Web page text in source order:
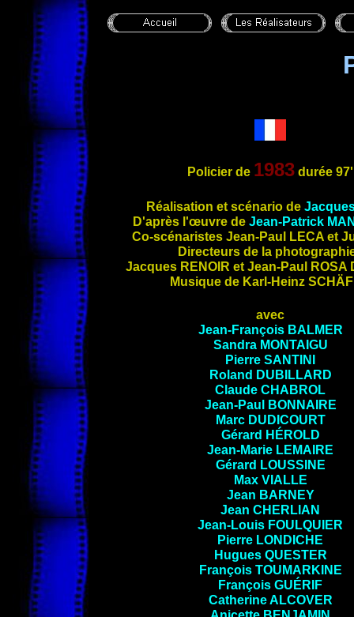
Policier de 1983 durée 97'
Réalisation et scénario de
D'après l'œuvre de Jean-Patrick
Co-scénaristes Jean-Paul LECAet
Directeurs de la
Jacques RENOIR et Jean-Paul ROSA
Musique de Karl-Heinz
avec
Jean-François BALMER
Sandra MONTAIGU
Pierre SANTINI
Roland DUBILLARD
Claude CHABROL
Jean-Paul BONNAIRE
Marc DUDICOURT
Gérard HÉROLD
Jean-Marie LEMAIRE
Gérard LOUSSINE
Max VIALLE
Jean BARNEY
Jean CHERLIAN
Jean-Louis FOULQUIER
Pierre LONDICHE
Hugues QUESTER
François TOUMARKINE
François GUÉRIF
CatherineALCOVER